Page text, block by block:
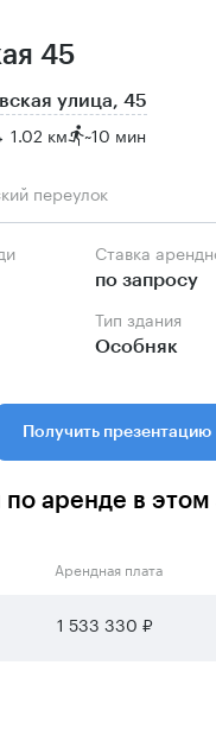
45
улица, 45
1.02 км ~10 мин
переулок
Ставка
по запросу
Тип здания
Особняк
Получить презентацию
аренде в этом
Арендная плата
1 533 330 ₽